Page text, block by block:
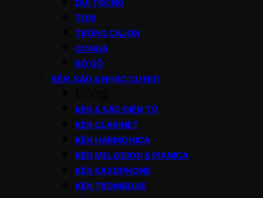
DÙI TRỐNG
TOM
TRỐNG CAJON
CONGA
BỘ GÕ
KÈN, SÁO & NHẠC CỤ HƠI
KÈN & SÁO ĐIỆN TỬ
KÈN CLARINET
KÈN HARMONICA
KÈN MELODION & PIANICA
KÈN SAXOPHONE
KÈN TROMBONE